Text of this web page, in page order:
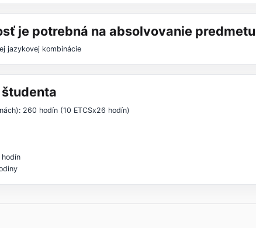
je potrebná na absolvovanie predmetu
jazykovej kombinácie
260 hodín (10 ETCSx26 hodín)